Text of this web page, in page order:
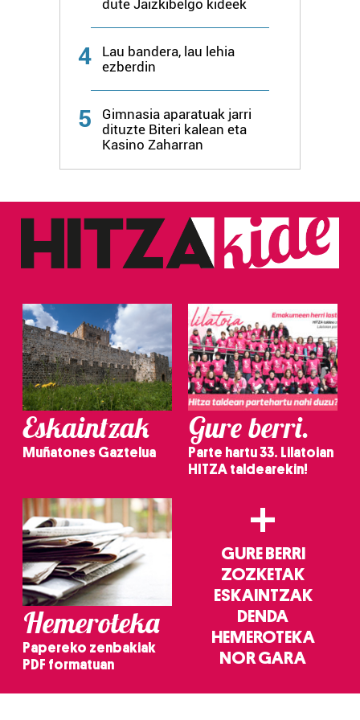
dute Jaizkibelgo kideek
4
Lau bandera, lau lehia
ezberdin
5
Gimnasia aparatuak jarri
dituzte Biteri kalean eta
Kasino Zaharran
Eskaintzak
Muñatones Gaztelua
Gure berri.
Parte hartu 33. Lilatoian
HITZA taldearekin!
Hemeroteka
Papereko zenbakiak
PDF formatuan
+
GURE BERRI
ZOZKETAK
ESKAINTZAK
DENDA
HEMEROTEKA
NOR GARA